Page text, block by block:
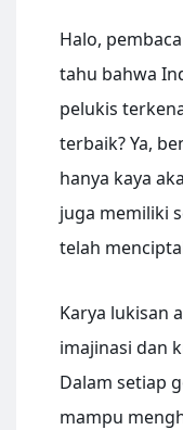
Halo,
tahu bahwa
pelukis
terbaik? Ya,
hanya kaya
juga memiliki
telah
Karya lukisan
imajinasi dan
Dalam setiap
mampu